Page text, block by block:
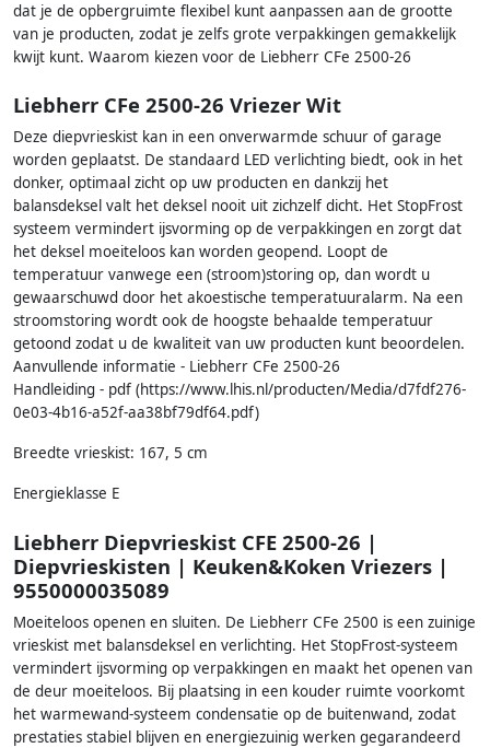
dat je de opbergruimte flexibel kunt aanpassen aan de grootte
van je producten, zodat je zelfs grote verpakkingen gemakkelijk
kwijt kunt. Waarom kiezen voor de Liebherr CFe 2500-26
Liebherr CFe 2500-26 Vriezer Wit
Deze diepvrieskist kan in een onverwarmde schuur of garage
worden geplaatst. De standaard LED verlichting biedt, ook in het
donker, optimaal zicht op uw producten en dankzij het
balansdeksel valt het deksel nooit uit zichzelf dicht. Het StopFrost
systeem vermindert ijsvorming op de verpakkingen en zorgt dat
het deksel moeiteloos kan worden geopend. Loopt de
temperatuur vanwege een (stroom)storing op, dan wordt u
gewaarschuwd door het akoestische temperatuuralarm. Na een
stroomstoring wordt ook de hoogste behaalde temperatuur
getoond zodat u de kwaliteit van uw producten kunt beoordelen.
Aanvullende informatie - Liebherr CFe 2500-26
Handleiding - pdf (https://www.lhis.nl/producten/Media/d7fdf276-
0e03-4b16-a52f-aa38bf79df64.pdf)
Breedte vrieskist: 167, 5 cm
Energieklasse E
Liebherr Diepvrieskist CFE 2500-26 |
Diepvrieskisten | Keuken&Koken Vriezers |
9550000035089
Moeiteloos openen en sluiten. De Liebherr CFe 2500 is een zuinige
vrieskist met balansdeksel en verlichting. Het StopFrost-systeem
vermindert ijsvorming op verpakkingen en maakt het openen van
de deur moeiteloos. Bij plaatsing in een kouder ruimte voorkomt
het warmewand-systeem condensatie op de buitenwand, zodat
prestaties stabiel blijven en energiezuinig werken gegarandeerd